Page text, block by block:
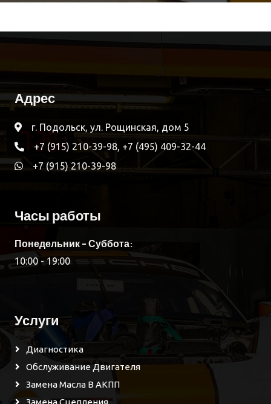
Адрес
г. Подольск, ул. Рощинская, дом 5
+7 (915) 210-39-98, +7 (495) 409-32-44
+7 (915) 210-39-98
Часы работы
Понедельник - Суббота:
10:00 - 19:00
Услуги
Диагностика
Обслуживание Двигателя
Замена Масла В АКПП
Замена Сцепления